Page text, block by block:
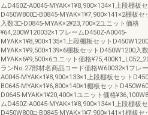
ムD450Z-A0045-MYAK×1¥8,900×134×1上段棚板セ
D450W800□-B0845-MYAK×1¥7,900×141×2棚板セ
入数3□-D0845-MYAK×2¥23,700×2ユニット価格
¥64,200W120032×1フレームD450Z-A0045-
MYAK×1¥8,900×135×1上段棚板セット
MYAK×1¥9,500×139×6棚板セットD450W1200入
MYAK×6¥9,500×6ユニット価格
ランNo.27部材名商品コード価格W60032×1フレ
A0045-MYAK×1¥8,900×133×1上段棚板セット
B0645-MYAK×1¥6,800×140×1棚板セット
D0645-MYAK×1¥20,400×1ユニット価格
ムD450Z-A0045-MYAK×1¥8,900×134×1上段棚板セ
D450W800□-B0845-MYAK×1¥7,900×141×1棚板セ